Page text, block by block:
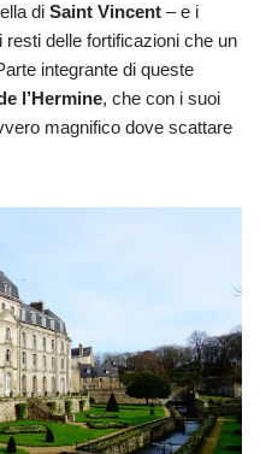
di Saint Vincent – e i
resti delle fortificazioni che un
integrante di queste
l’Hermine, che con i suoi
magnifico dove scattare